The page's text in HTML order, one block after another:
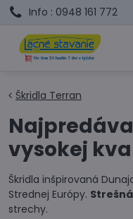
Info : 0948 161 772
Škridla Terran
vysokej
Škridla inšpirovaná
Strednej Európy.
strechy.